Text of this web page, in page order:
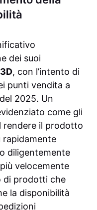
dei suoi
, con l’intento di
punti vendita a
2025. Un
come gli
rendere il prodotto
rapidamente
diligentemente
velocemente
di prodotti che
la disponibilità